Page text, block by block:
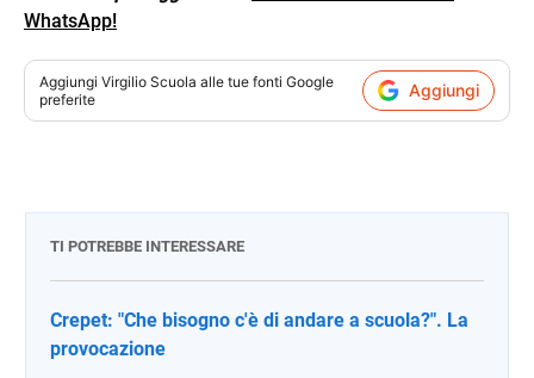
WhatsApp!
Aggiungi Virgilio Scuola alle tue fonti Google
preferite
Aggiungi
TI POTREBBE INTERESSARE
Crepet: "Che bisogno c'è di andare a scuola?". La
provocazione